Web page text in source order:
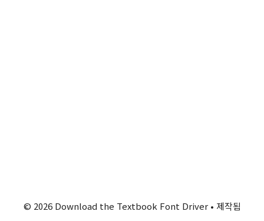
© 2026 Download the Textbook Font Driver• 제작됨